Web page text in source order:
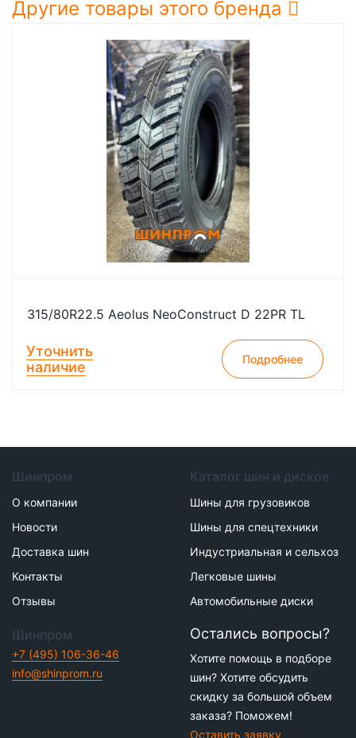
Другие товары этого бренда
315/80R22.5 Aeolus NeoConstruct D 22PR TL
Уточнить
наличие
Подробнее
Шинпром
О компании
Новости
Доставка шин
Контакты
Отзывы
Каталог шин и дисков
Шины для грузовиков
Шины для спецтехники
Индустриальная и сельхоз
Легковые шины
Автомобильные диски
Шинпром
+7 (495) 106-36-46
info@shinprom.ru
Остались вопросы?
Хотите помощь в подборе
шин? Хотите обсудить
скидку за большой объем
заказа? Поможем!
Оставить заявку